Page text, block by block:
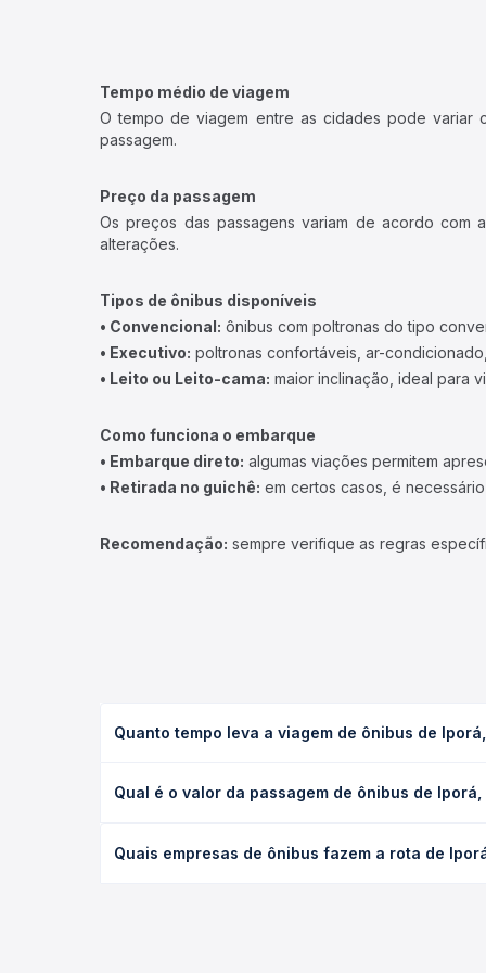
Tempo médio de viagem
O tempo de viagem entre as cidades pode variar
passagem.
Preço da passagem
Os preços das passagens variam de acordo com
alterações.
Tipos de ônibus disponíveis
• Convencional: ônibus com poltronas do tipo
• Executivo: poltronas confortáveis, ar-
• Leito ou Leito-cama: maior inclinação, ideal para
Como funciona o embarque
• Embarque direto: algumas viações permitem
• Retirada no guichê: em certos casos, é
Recomendação: sempre verifique as regras
Quanto tempo leva a viagem de ônibus de
executivo ou leito) e as condições de tráfego. Na
Qual é o valor da passagem de ônibus de
poltrona e a antecedência da compra. Na Quero
Quais empresas de ônibus fazem a rota de